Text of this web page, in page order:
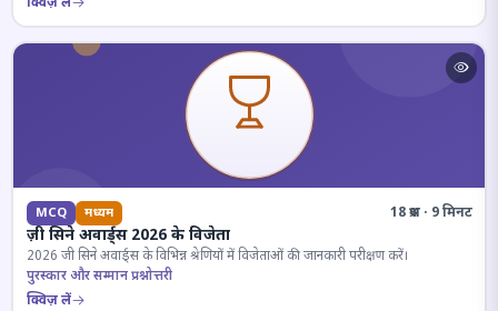
MCQ मध्यम 18 प्रश्न · 9 मिनट
ज़ी सिने अवार्ड्स 2026 के विजेता
2026 जी सिने अवार्ड्स के विभिन्न श्रेणियों में विजेताओं की जानकारी परीक्षण करें।
पुरस्कार और सम्मान प्रश्नोत्तरी
क्विज़ लें